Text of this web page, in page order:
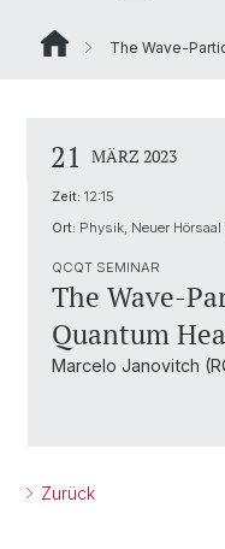
The Wave-
21 MÄRZ 2023
Zeit: 12:15
Ort: Physik, Neuer Hörsaal
QCQT SEMINAR
The Wave-
Quantum
Marcelo Janovitch
Zurück